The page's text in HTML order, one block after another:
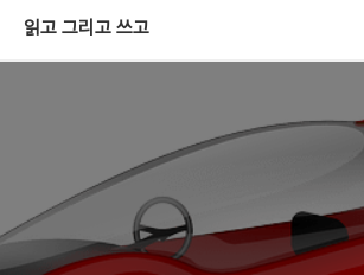
읽고 그리고 쓰고